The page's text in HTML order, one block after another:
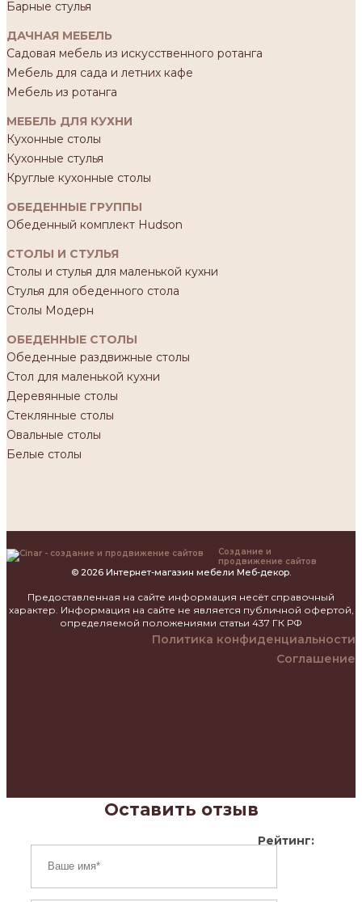
Барные стулья
ДАЧНАЯ МЕБЕЛЬ
Садовая мебель из искусственного ротанга
Мебель для сада и летних кафе
Мебель из ротанга
МЕБЕЛЬ ДЛЯ КУХНИ
Кухонные столы
Кухонные стулья
Круглые кухонные столы
ОБЕДЕННЫЕ ГРУППЫ
Обеденный комплект Hudson
СТОЛЫ И СТУЛЬЯ
Столы и стулья для маленькой кухни
Стулья для обеденного стола
Столы Модерн
ОБЕДЕННЫЕ СТОЛЫ
Обеденные раздвижные столы
Стол для маленькой кухни
Деревянные столы
Стеклянные столы
Овальные столы
Белые столы
Создание и
продвижение сайтов
© 2026 Интернет-магазин мебели Меб-декор.
Предоставленная на сайте информация несёт справочный
характер. Информация на сайте не является публичной офертой,
определяемой положениями статьи 437 ГК РФ
Политика конфиденциальности
Соглашение
Оставить отзыв
Рейтинг: